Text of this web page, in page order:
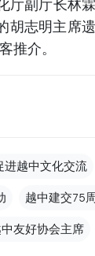
胡志明主席
推介。
进越中文化交流
越中建交75
友好协会主席